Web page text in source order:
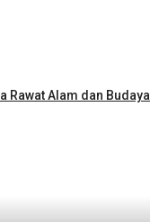
Rawat Alam dan Budaya